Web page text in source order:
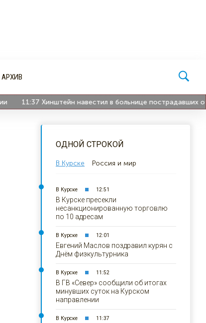
АРХИВ
11:37 Хинштейн навестил в больнице пострадавших от
ОДНОЙ СТРОКОЙ
В Курске Россия и мир
В Курске 12:51
В Курске пресекли
несанкционированную торговлю
по 10 адресам
В Курске 12:01
Евгений Маслов поздравил курян с
Днём физкультурника
В Курске 11:52
В ГВ «Север» сообщили об итогах
минувших суток на Курском
направлении
В Курске 11:37